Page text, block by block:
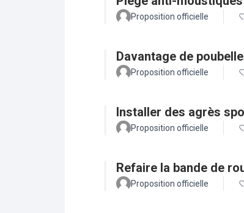
Proposition officielle
Davantage de
Proposition officielle
Installer des agrès
Proposition officielle
Refaire la bande de
Proposition officielle